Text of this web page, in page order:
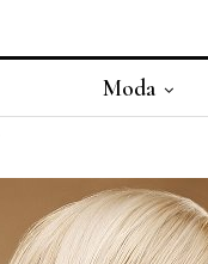
Moda